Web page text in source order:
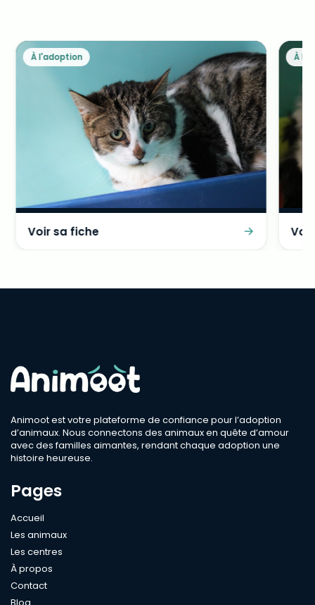
À l'adoption
Voir sa fiche
À
Animoot est votre plateforme de confiance pour l’adoption
d’animaux. Nous connectons des animaux en quête d’amour
avec des familles aimantes, rendant chaque adoption une
histoire heureuse.
Pages
Accueil
Les animaux
Les centres
À propos
Contact